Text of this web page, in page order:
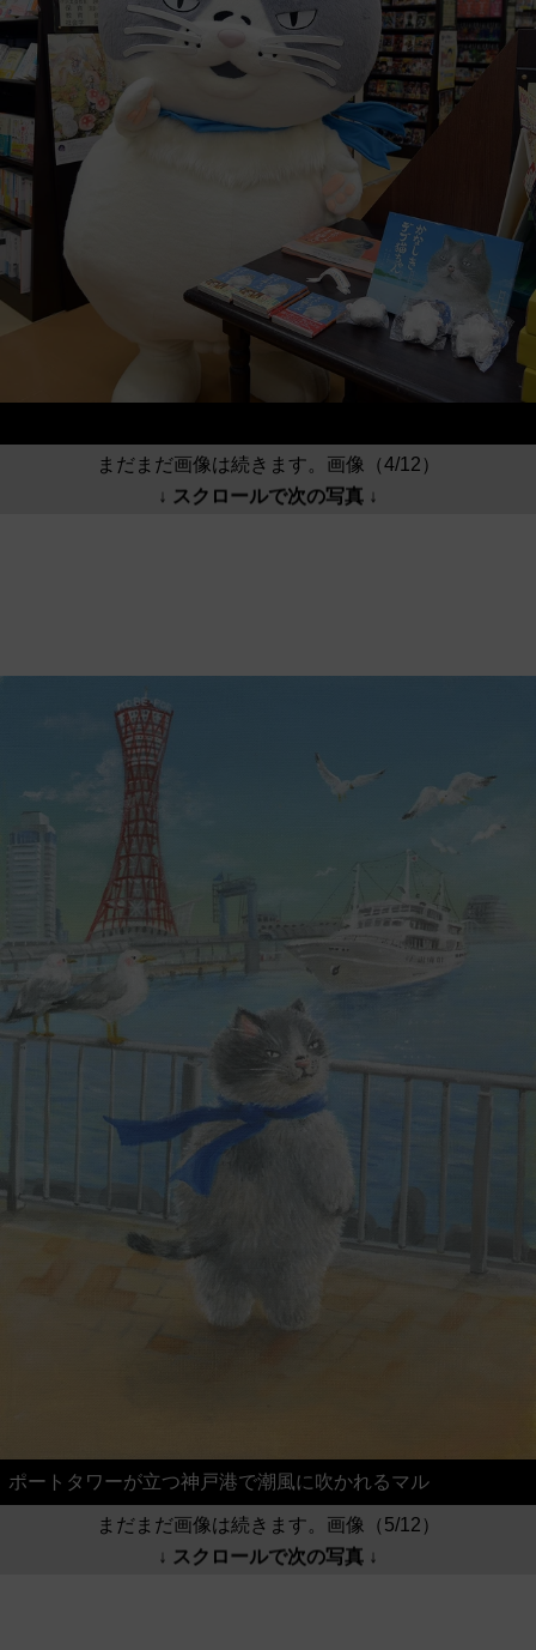
まだまだ画像は続きます。画像（4/12）
↓ スクロールで次の写真 ↓
ポートタワーが立つ神戸港で潮風に吹かれるマル
まだまだ画像は続きます。画像（5/12）
↓ スクロールで次の写真 ↓